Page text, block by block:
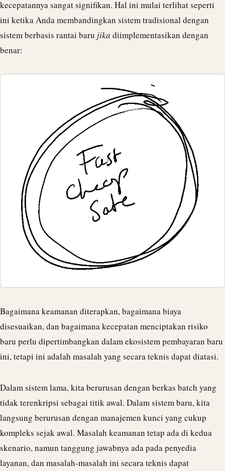
kecepatannya sangat signifikan. Hal ini mulai terlihat seperti
ini ketika Anda membandingkan sistem tradisional dengan
sistem berbasis rantai baru jika diimplementasikan dengan
benar:
Bagaimana keamanan diterapkan, bagaimana biaya
disesuaikan, dan bagaimana kecepatan menciptakan risiko
baru perlu dipertimbangkan dalam ekosistem pembayaran baru
ini, tetapi ini adalah masalah yang secara teknis dapat diatasi.
Dalam sistem lama, kita berurusan dengan berkas batch yang
tidak terenkripsi sebagai titik awal. Dalam sistem baru, kita
langsung berurusan dengan manajemen kunci yang cukup
kompleks sejak awal. Masalah keamanan tetap ada di kedua
skenario, namun tanggung jawabnya ada pada penyedia
layanan, dan masalah-masalah ini secara teknis dapat